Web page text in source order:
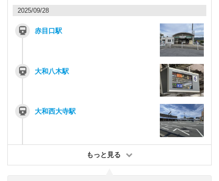
2025/09/28
赤目口駅
大和八木駅
大和西大寺駅
もっと見る